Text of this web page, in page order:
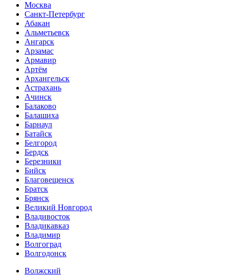
Москва
Санкт-Петербург
Абакан
Альметьевск
Ангарск
Арзамас
Армавир
Артём
Архангельск
Астрахань
Ачинск
Балаково
Балашиха
Барнаул
Батайск
Белгород
Бердск
Березники
Бийск
Благовещенск
Братск
Брянск
Великий Новгород
Владивосток
Владикавказ
Владимир
Волгоград
Волгодонск
Волжский